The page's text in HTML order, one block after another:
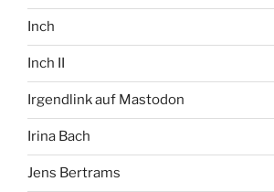
Inch
Inch II
Irgendlink auf Mastodon
Irina Bach
Jens Bertrams